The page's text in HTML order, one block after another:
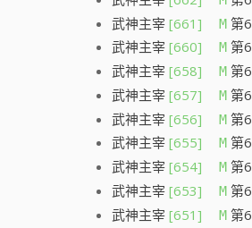
武神主宰 [661] M 第
武神主宰 [660] M 第
武神主宰 [658] M 第
武神主宰 [657] M 第
武神主宰 [656] M 第
武神主宰 [655] M 第
武神主宰 [654] M 第
武神主宰 [653] M 第
武神主宰 [651] M 第